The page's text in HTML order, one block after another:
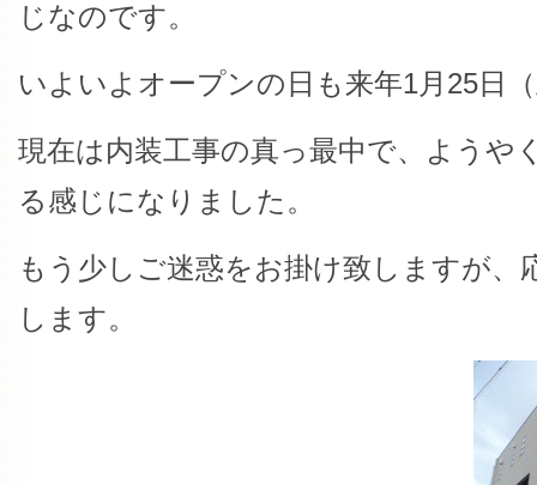
じなのです。
いよいよオープンの日も来年1月25日
現在は内装工事の真っ最中で、ようや
る感じになりました。
もう少しご迷惑をお掛け致しますが、
します。